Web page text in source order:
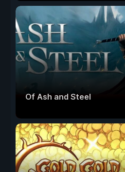
Of Ash and Steel